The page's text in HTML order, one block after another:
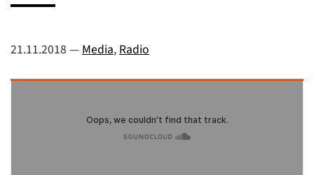
21.11.2018 — Media, Radio